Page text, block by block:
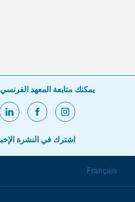
يمكنك متابعة المعهد
اشترك في النشرة
Français